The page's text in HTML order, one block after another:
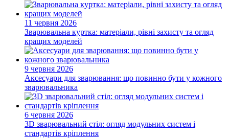
11 червня 2026
Зварювальна куртка: матеріали, рівні захисту та огляд
кращих моделей
9 червня 2026
Аксесуари для зварювання: що повинно бути у кожного
зварювальника
6 червня 2026
3D зварювальний стіл: огляд модульних систем і
стандартів кріплення